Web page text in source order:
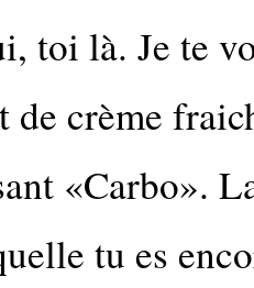
toi là. Je te
de crème
«Carbo».
tu es